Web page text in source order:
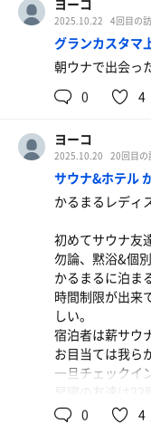
本日の替わり湯
薔薇の香湯と
フィンランドサ
久々に来たらイ
どうしたんだ？
壊れやすいから
18時石井マネ❤️
ローズマリー&
アロマはオレン
それにしても石
私達に風もちゃ
メキメで魅せて
3セットあっと
ミングで解放し
十数分間の使い
2024年は団体で
ACJにも是非と
誰でも…なだけ
も多く、掛水し
よなぁ💦
イヤやなぁ。
バスタオル&フ
カランのシャワ
内気浴用のタイ
用の別のミラブ
透明なととのい
格子状の荷物置
けられるフック
アロマミストサ
けっこう湿度満
アロマはあまり
基本、温泉に流
ング何度も。
ヨーコ
2025.10.22 4回目の
グランカスタマ
朝ウナで出会っ
0
4
ヨーコ
2025.10.20 20回目の
サウナ&ホテル
かるまるレディ
初めてサウナ友
勿論、黙浴&個
かるまるに泊ま
時間制限が出来
しい。
宿泊者は薪サウ
お目当ては我ら
一旦チェックイ
早寝の友達は
整理番号が後半
0 4